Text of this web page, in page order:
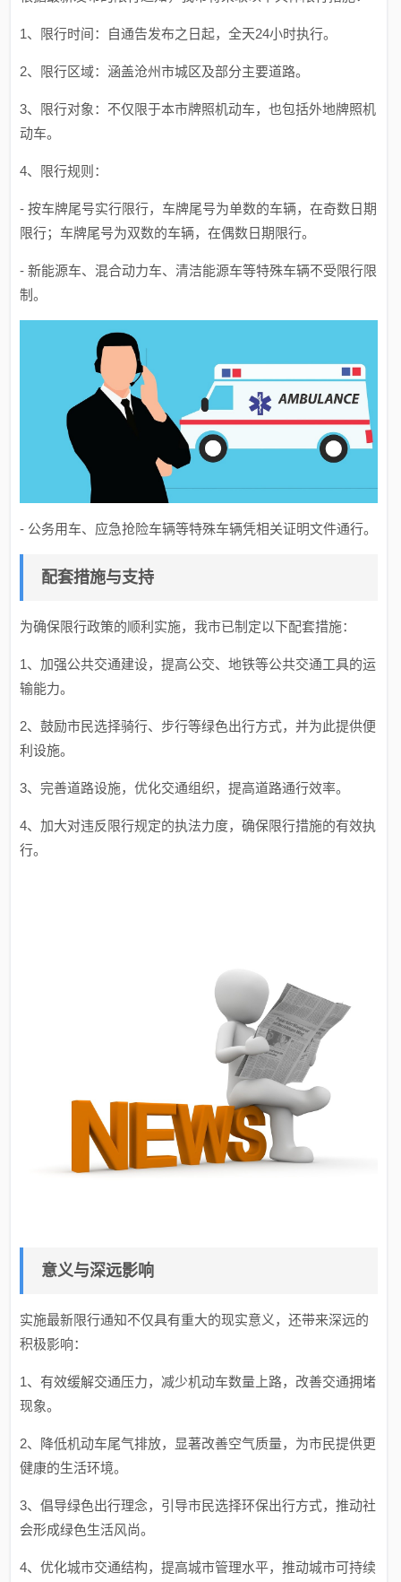
1、限行时间：自通告发布之日起，全天24小时执行。
2、限行区域：涵盖沧州市城区及部分主要道路。
3、限行对象：不仅限于本市牌照机动车，也包括外地牌照机
动车。
4、限行规则：
- 按车牌尾号实行限行，车牌尾号为单数的车辆，在奇数日期
限行；车牌尾号为双数的车辆，在偶数日期限行。
- 新能源车、混合动力车、清洁能源车等特殊车辆不受限行限
制。
- 公务用车、应急抢险车辆等特殊车辆凭相关证明文件通行。
配套措施与支持
为确保限行政策的顺利实施，我市已制定以下配套措施：
1、加强公共交通建设，提高公交、地铁等公共交通工具的运
输能力。
2、鼓励市民选择骑行、步行等绿色出行方式，并为此提供便
利设施。
3、完善道路设施，优化交通组织，提高道路通行效率。
4、加大对违反限行规定的执法力度，确保限行措施的有效执
行。
意义与深远影响
实施最新限行通知不仅具有重大的现实意义，还带来深远的
积极影响：
1、有效缓解交通压力，减少机动车数量上路，改善交通拥堵
现象。
2、降低机动车尾气排放，显著改善空气质量，为市民提供更
健康的生活环境。
3、倡导绿色出行理念，引导市民选择环保出行方式，推动社
会形成绿色生活风尚。
4、优化城市交通结构，提高城市管理水平，推动城市可持续